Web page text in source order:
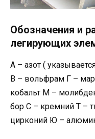
Обозначения и
легирующих
А – азот (
В – вольфрам Г –
кобальт М –
бор С – кремний Т –
цирконий Ю –